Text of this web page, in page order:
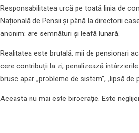
Responsabilitatea urcă pe toată linia de
Națională de Pensii și până la directorii
anonim: are semnături și leafă lunară.
Realitatea este brutală: mii de pensionari
cere contribuții la zi, penalizează
brusc apar „probleme de sistem”, „lipsă de
Aceasta nu mai este birocrație. Este